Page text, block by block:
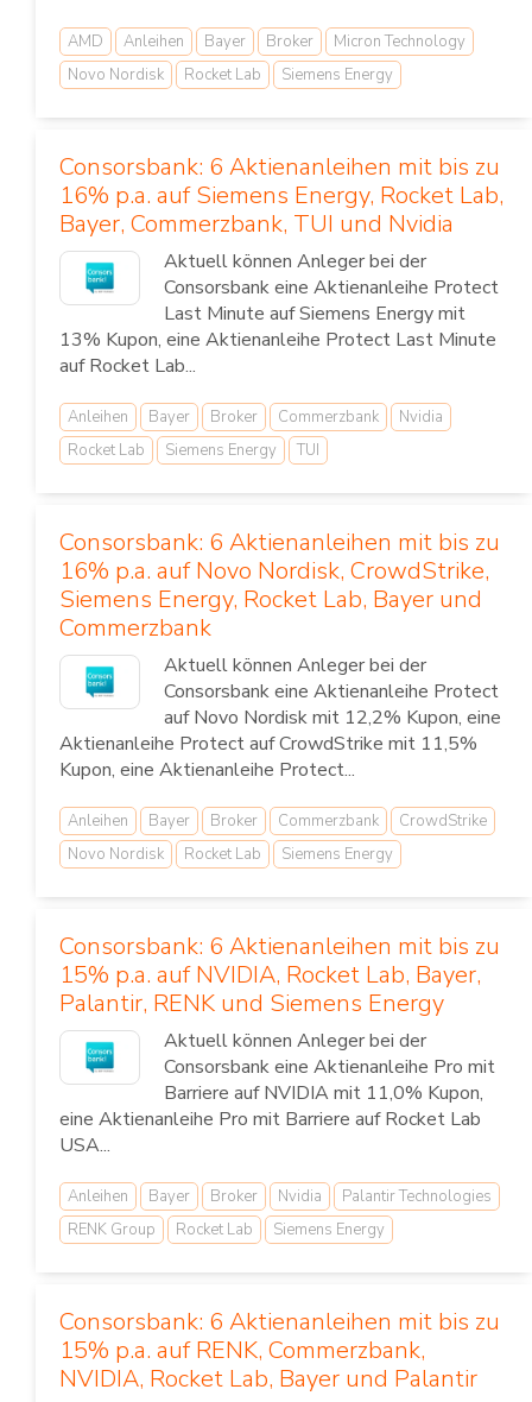
AMD Anleihen Bayer Broker
Micron Technology
Novo Nordisk
Rocket Lab Siemens Energy
Consorsbank: 6 Aktienanleihen mit bis zu
16% p.a. auf Siemens Energy, Rocket Lab,
Bayer, Commerzbank, TUI und Nvidia
Aktuell können Anleger bei der
Consorsbank eine Aktienanleihe Protect
Last Minute auf Siemens Energy mit
13% Kupon, eine Aktienanleihe Protect Last Minute
auf Rocket Lab...
Anleihen Bayer Broker Commerzbank
Nvidia
Rocket Lab
Siemens Energy TUI
Consorsbank: 6 Aktienanleihen mit bis zu
16% p.a. auf Novo Nordisk, CrowdStrike,
Siemens Energy, Rocket Lab, Bayer und
Commerzbank
Aktuell können Anleger bei der
Consorsbank eine Aktienanleihe Protect
auf Novo Nordisk mit 12,2% Kupon, eine
Aktienanleihe Protect auf CrowdStrike mit 11,5%
Kupon, eine Aktienanleihe Protect...
Anleihen Bayer Broker Commerzbank
CrowdStrike
Novo Nordisk
Rocket Lab Siemens Energy
Consorsbank: 6 Aktienanleihen mit bis zu
15% p.a. auf NVIDIA, Rocket Lab, Bayer,
Palantir, RENK und Siemens Energy
Aktuell können Anleger bei der
Consorsbank eine Aktienanleihe Pro mit
Barriere auf NVIDIA mit 11,0% Kupon,
eine Aktienanleihe Pro mit Barriere auf Rocket Lab
USA...
Anleihen Bayer Broker Nvidia
Palantir Technologies
RENK Group
Rocket Lab Siemens Energy
Consorsbank: 6 Aktienanleihen mit bis zu
15% p.a. auf RENK, Commerzbank,
NVIDIA, Rocket Lab, Bayer und Palantir